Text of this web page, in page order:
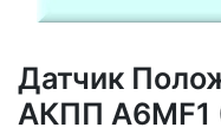
Датчик
АКПП A6MF1